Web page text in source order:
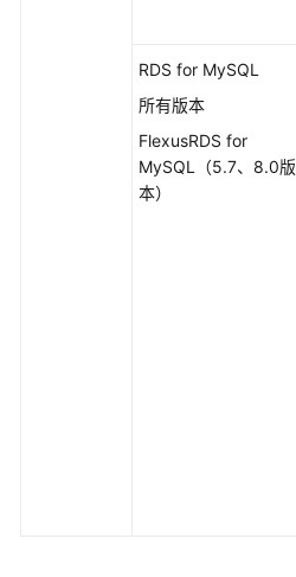
RDS for MySQL
所有版本
FlexusRDS for
MySQL（5.7、8.0版
本）